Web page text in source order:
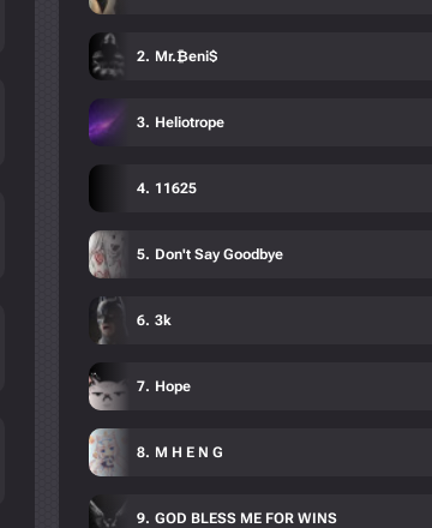
Mr.₿eni$
Heliotrope
11625
Don't Say Goodbye
3k
Hope
M H E N G
GOD BLESS ME FOR WINS